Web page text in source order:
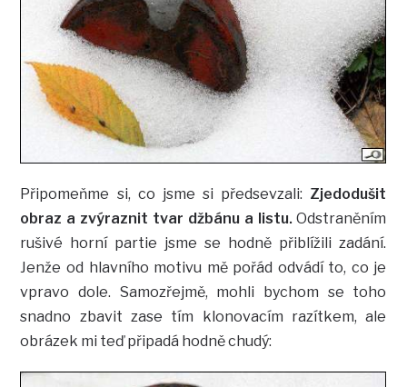
Připomeňme si, co jsme si předsevzali: Zjedodušit
obraz a zvýraznit tvar džbánu a listu. Odstraněním
rušivé horní partie jsme se hodně přiblížili zadání.
Jenže od hlavního motivu mě pořád odvádí to, co je
vpravo dole. Samozřejmě, mohli bychom se toho
snadno zbavit zase tím klonovacím razítkem, ale
obrázek mi teď připadá hodně chudý: